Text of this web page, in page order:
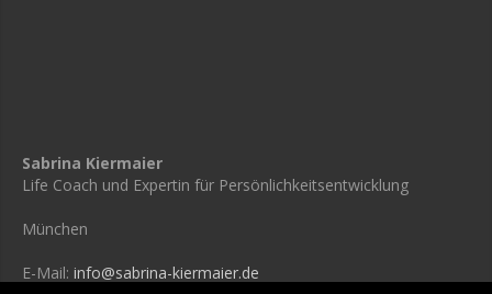
Sabrina Kiermaier
Life Coach und Expertin für Persönlichkeitsentwicklung
München
E-Mail: info@sabrina-kiermaier.de